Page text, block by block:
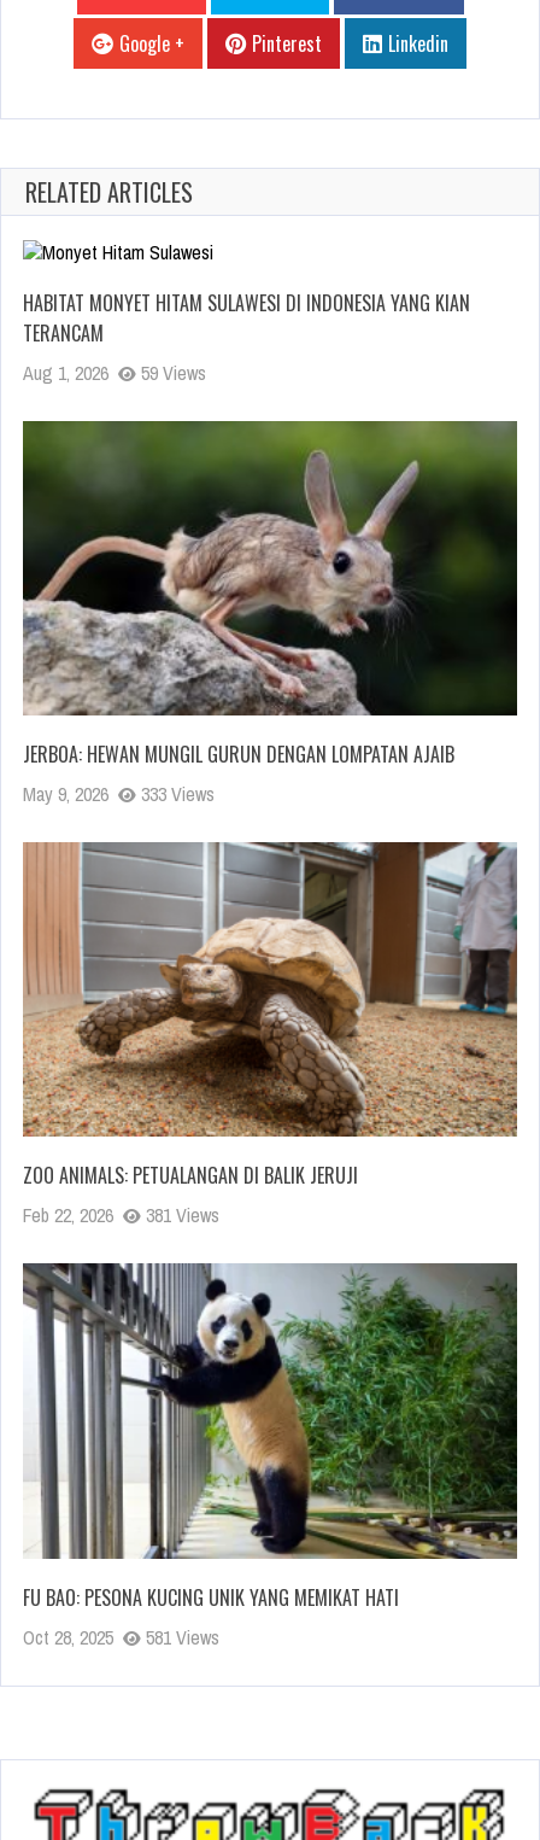
Google +
Pinterest Linkedin
RELATED ARTICLES
HABITAT MONYET HITAM SULAWESI DI INDONESIA YANG KIAN
TERANCAM
Aug 1, 2026 59 Views
JERBOA: HEWAN MUNGIL GURUN DENGAN LOMPATAN AJAIB
May 9, 2026 333 Views
ZOO ANIMALS: PETUALANGAN DI BALIK JERUJI
Feb 22, 2026 381 Views
FU BAO: PESONA KUCING UNIK YANG MEMIKAT HATI
Oct 28, 2025 581 Views